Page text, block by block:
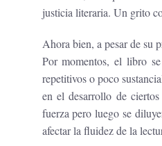
justicia literaria. Un grito
Ahora bien, a pesar de su
Por momentos, el libro
repetitivos o poco
en el desarrollo de
fuerza pero luego se
afectar la fluidez de la